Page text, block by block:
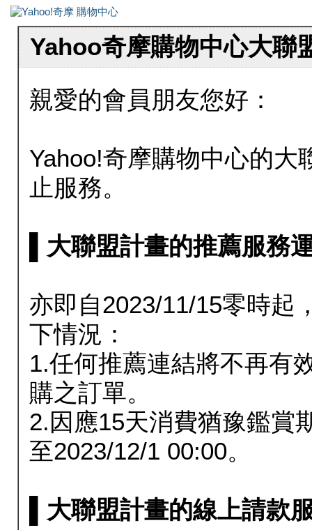
Yahoo奇摩購物中心大聯
親愛的會員朋友您好：
Yahoo!奇摩購物中心的大
止服務。
▌大聯盟計畫的推薦服務
亦即自2023/11/15零時起
下情況：
1.任何推薦連結將不再有
購之訂單。
2.因應15天消費猶豫鑑賞
至2023/12/1 00:00。
▌大聯盟計畫的線上請款